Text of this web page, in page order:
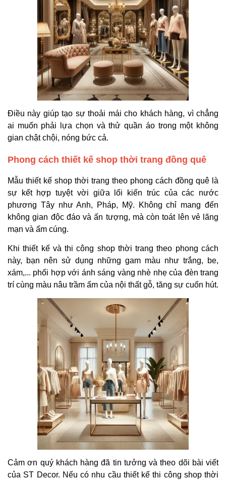
Điều này giúp tạo sự thoải mái cho khách hàng, vì chẳng
ai muốn phải lựa chọn và thử quần áo trong một không
gian chật chội, nóng bức cả.
Phong cách thiết kế shop thời trang đồng quê
Mẫu thiết kế shop thời trang theo phong cách đồng quê là
sự kết hợp tuyệt vời giữa lối kiến trúc của các nước
phương Tây như Anh, Pháp, Mỹ. Không chỉ mang đến
không gian độc đáo và ấn tượng, mà còn toát lên vẻ lãng
mạn và ấm cúng.
Khi thiết kế và thi công shop thời trang theo phong cách
này, bạn nên sử dụng những gam màu như trắng, be,
xám,... phối hợp với ánh sáng vàng nhè nhẹ của đèn trang
trí cùng màu nâu trầm ấm của nội thất gỗ, tăng sự cuốn hút.
Cảm ơn quý khách hàng đã tin tưởng và theo dõi bài viết
của ST Decor. Nếu có nhu cầu thiết kế thi công shop thời